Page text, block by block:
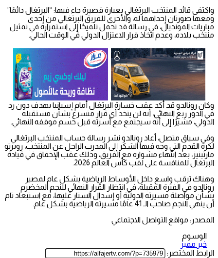
واكتفى قائد المنتخب البرتغالي بعبارة قصيرة جاء فيها: “البرتغال دائمًا”
ومعها صورتان إحداهما له، والأخرى للفريق البرتغالي من إحدى
مباريات المونديال، في رسالة قد تحمل تلميحًا إلى استمراره في تمثيل
منتخب بلاده، وعدم اتخاذ قرار الاعتزال الدولي في الوقت الحالي.
وكان رونالدو قد أكد عقب خسارة البرتغال أمام إسبانيا بهدف دون رد
في الدور ربع النهائي، أنه لن يتخذ أي قرار متسرع بشأن مستقبله
الدولي، مشيرًا إلى أنه سيجتمع مع أسرته قبل حسم موقفه النهائي.
وفي سياق متصل، أعاد رونالدو نشر رسالة حساب المنتخب البرتغالي
لكرة القدم التي وجه فيها الشكر إلى المدرب الراحل عن المنتخب، روبرتو
مارتينيز، بعد انتهاء مشواره مع الفريق، وذلك عقب الإخفاق في قيادة
البرتغال للمنافسة على لقب كأس العالم 2026.
وهناك ترقب واسع داخل الأوساط الرياضية بشكل عام لمصير
رونالدو في الفترة المقبلة، في انتظار القرار النهائي للنجم المخضرم
بشأن مواصلة مسيرته الدولية أو إسدال الستار عليها، مع استبعاد تام
أن ينهي النجم صاحب الـ 41 عامًا مسيرته الرياضية بشكل عام.
المصدر: مواقع التواصل الاجتماعي
الوسوم
خبر مميز
الرابط المختصر: